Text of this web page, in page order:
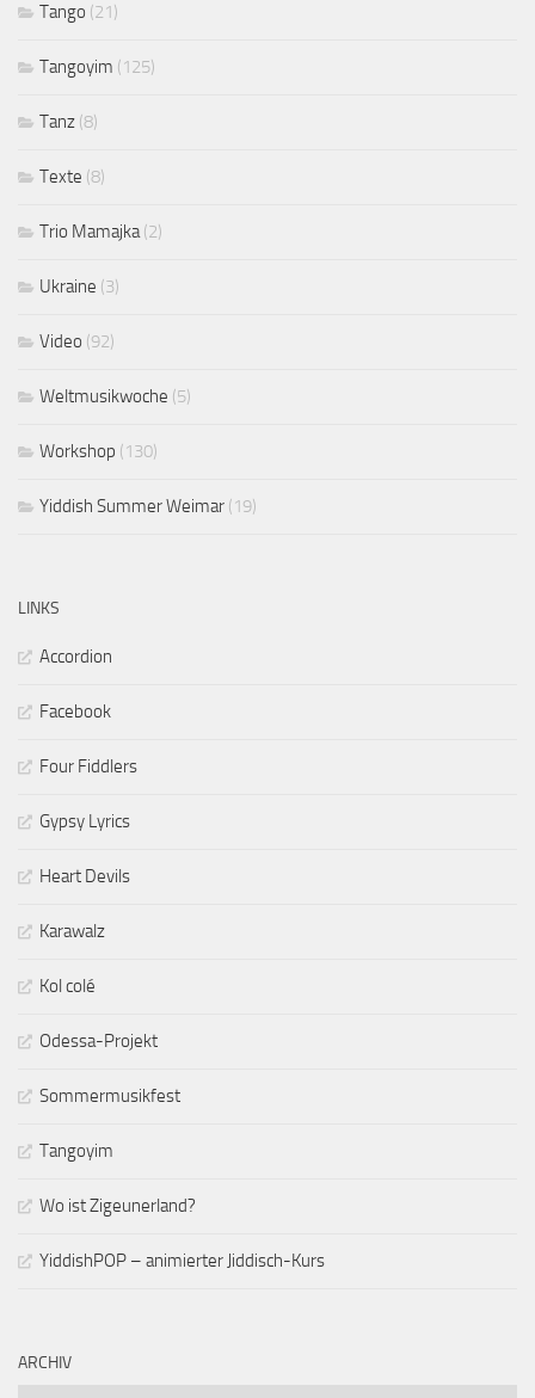
Tango (21)
Tangoyim (125)
Tanz (8)
Texte (8)
Trio Mamajka(2)
Ukraine (3)
Video (92)
Weltmusikwoche (5)
Workshop (130)
Yiddish Summer Weimar (19)
LINKS
Accordion
Facebook
Four Fiddlers
Gypsy Lyrics
Heart Devils
Karawalz
Kol colé
Odessa-Projekt
Sommermusikfest
Tangoyim
Wo ist Zigeunerland?
YiddishPOP – animierter Jiddisch-Kurs
ARCHIV